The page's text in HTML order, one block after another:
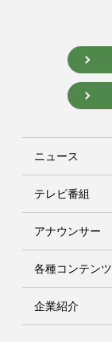
ニュース
テレビ番組
アナウンサー
各種コンテンツ
企業紹介